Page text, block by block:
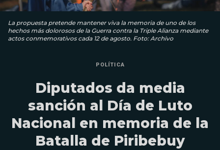
La propuesta pretende mantener viva la memoria de uno de los
hechos más dolorosos de la Guerra contra la Triple Alianza mediante
actos conmemorativos cada 12 de agosto. Foto: Archivo
POLÍTICA
Diputados da media
sanción al Día de Luto
Nacional en memoria de la
Batalla de Piribebuy